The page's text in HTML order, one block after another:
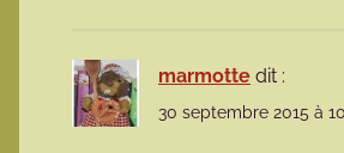
marmotte dit :
30 septembre 2015 à